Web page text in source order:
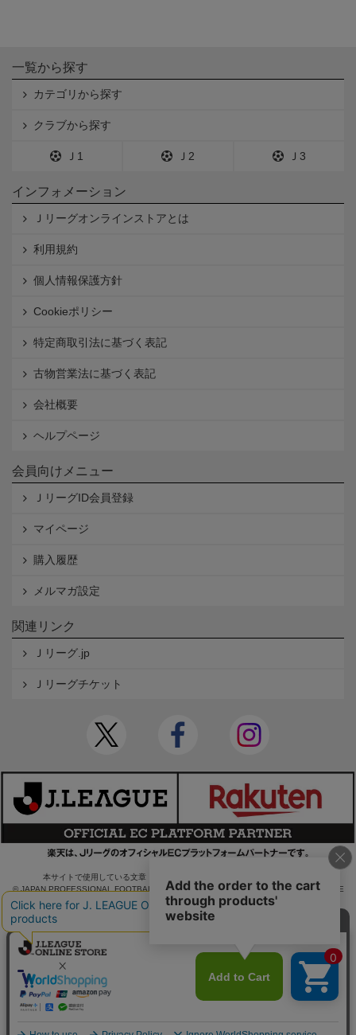
一覧から探す
カテゴリから探す
クラブから探す
Ｊ1 Ｊ2 Ｊ3
インフォメーション
Ｊリーグオンラインストアとは
利用規約
個人情報保護方針
Cookieポリシー
特定商取引法に基づく表記
古物営業法に基づく表記
会社概要
ヘルプページ
会員向けメニュー
ＪリーグID会員登録
マイページ
購入履歴
メルマガ設定
関連リンク
Ｊリーグ.jp
Ｊリーグチケット
本サイトで使用している文章・画像等の無断での複製・転載を禁止します。
© JAPAN PROFESSIONAL FOOTBALL LEAGUE Rakuten Group, Inc. ALL RIGHTS RE
SERVED.